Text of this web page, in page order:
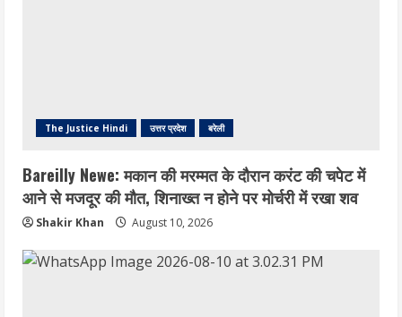
The Justice Hindi उत्तर प्रदेश बरेली
Bareilly Newe: मकान की मरम्मत के दौरान करंट की चपेट में
आने से मजदूर की मौत, शिनाख्त न होने पर मोर्चरी में रखा शव
Shakir Khan August 10, 2026